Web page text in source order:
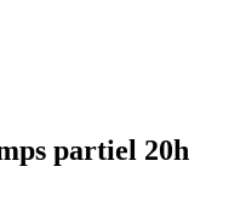
partiel 20h